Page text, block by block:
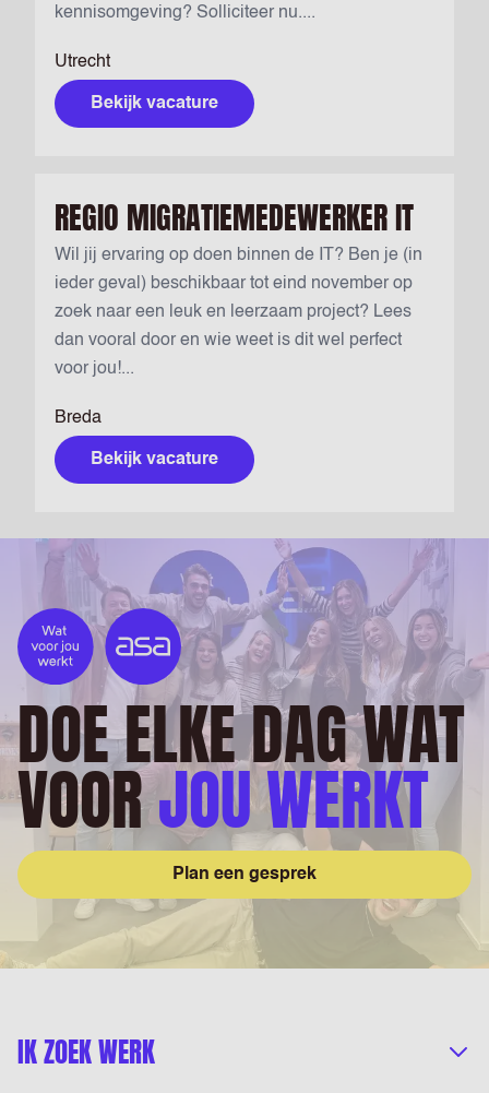
Utrecht
kennisomgeving? Solliciteer nu....
Bekijk vacature
REGIO MIGRATIEMEDEWERKER IT
Breda
Wil jij ervaring op doen binnen de IT? Ben je (in
ieder geval) beschikbaar tot eind november op
zoek naar een leuk en leerzaam project? Lees
dan vooral door en wie weet is dit wel perfect
voor jou!...
Bekijk vacature
DOE ELKE DAG WAT
VOORJOU WERKT
Plan een gesprek
IK ZOEK WERK